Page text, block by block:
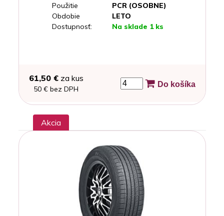
Použitie
PCR (OSOBNE)
Obdobie
LETO
Dostupnosť:
Na sklade 1 ks
61,50 €za kus
50 € bez DPH
Do košíka
Akcia